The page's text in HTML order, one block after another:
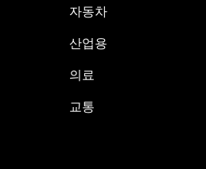
자동차
산업용
의료
교통